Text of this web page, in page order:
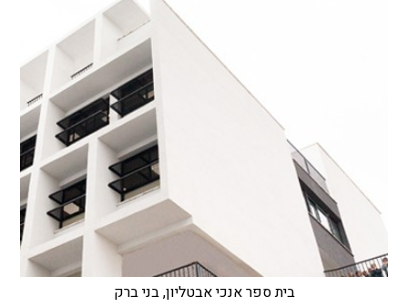
בית ספר אנכי אבטליון, בני ברק